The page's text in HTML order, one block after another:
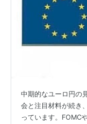
中期的なユーロ円の
会と注目材料が続き
っています。FOMC